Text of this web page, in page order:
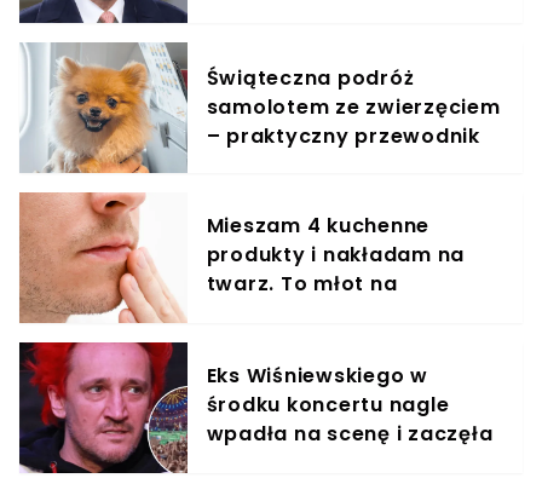
Świąteczna podróż
samolotem ze zwierzęciem
– praktyczny przewodnik
Mieszam 4 kuchenne
produkty i nakładam na
twarz. To młot na
Eks Wiśniewskiego w
środku koncertu nagle
wpadła na scenę i zaczęła